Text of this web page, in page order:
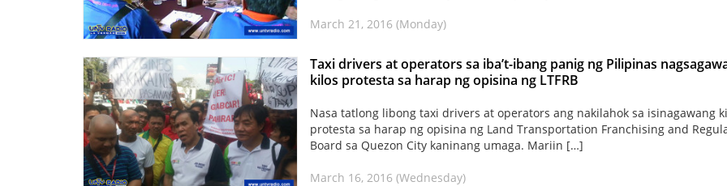
March 21, 2016 (Monday)
Taxi drivers at operators sa iba’t-ibang panig ng Pilipinas
kilos protesta sa harap ng opisina ng LTFRB
Nasa tatlong libong taxi drivers at operators ang nakilahok sa isinagawang
protesta sa harap ng opisina ng Land Transportation Franchising and
Board sa Quezon City kaninang umaga. Mariin […]
March 16, 2016 (Wednesday)